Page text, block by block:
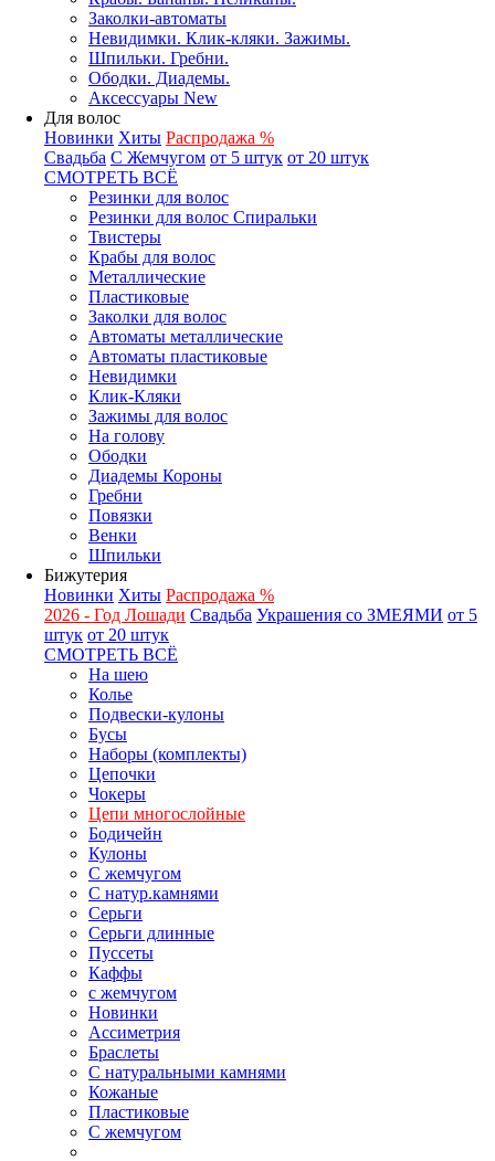
Заколки-автоматы
Невидимки. Клик-кляки. Зажимы.
Шпильки. Гребни.
Ободки. Диадемы.
Аксессуары New
Для волос
Новинки Хиты Распродажа %
Свадьба С Жемчугом от 5 штук от 20 штук
СМОТРЕТЬ ВСЁ
Резинки для волос
Резинки для волос Спиральки
Твистеры
Крабы для волос
Металлические
Пластиковые
Заколки для волос
Автоматы металлические
Автоматы пластиковые
Невидимки
Клик-Кляки
Зажимы для волос
На голову
Ободки
Диадемы Короны
Гребни
Повязки
Венки
Шпильки
Бижутерия
Новинки Хиты Распродажа %
2026 - Год Лошади Свадьба Украшения со ЗМЕЯМИ от 5
штук от 20 штук
СМОТРЕТЬ ВСЁ
На шею
Колье
Подвески-кулоны
Бусы
Наборы (комплекты)
Цепочки
Чокеры
Цепи многослойные
Бодичейн
Кулоны
С жемчугом
С натур.камнями
Серьги
Серьги длинные
Пуссеты
Каффы
с жемчугом
Новинки
Ассиметрия
Браслеты
С натуральными камнями
Кожаные
Пластиковые
С жемчугом